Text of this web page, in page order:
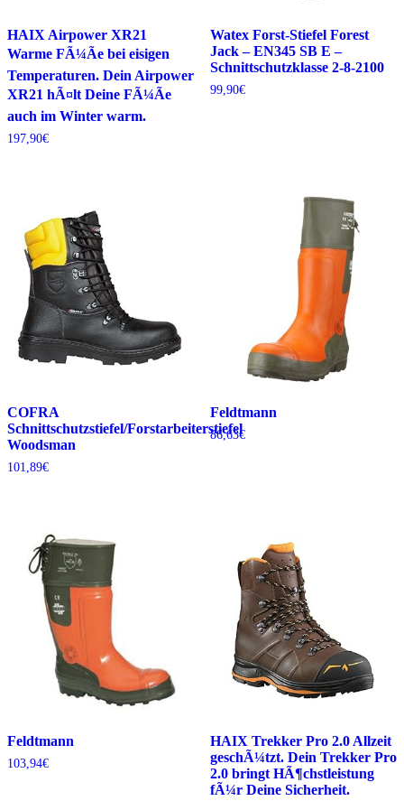
HAIX Airpower XR21
Warme FÃ¼Ãe bei eisigen
Temperaturen. Dein Airpower
XR21 hÃ¤lt Deine FÃ¼Ãe
auch im Winter warm.
197,90€
Watex Forst-Stiefel Forest
Jack – EN345 SB E –
Schnittschutzklasse 2-8-2100
99,90€
COFRA
Schnittschutzstiefel/Forstarbeiterstiefel
Woodsman
101,89€
Feldtmann
86,63€
Feldtmann
103,94€
HAIX Trekker Pro 2.0 Allzeit
geschÃ¼tzt. Dein Trekker Pro
2.0 bringt HÃ¶chstleistung
fÃ¼r Deine Sicherheit.